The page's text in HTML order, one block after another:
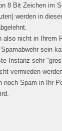
8 Bit Zeichen im
werden in
also nicht in Ihrem
sein
Instanz sehr
vermieden
noch Spam in Ihr